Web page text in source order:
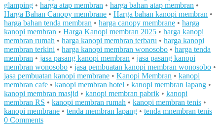
glamping • harga atap membran • harga bahan atap membran •
Harga Bahan Canopy membrane • Harga bahan kanopi membran •
harga bahan tenda membran • harga canopy membrane • harga
kanopi membran • Harga Kanopi membran 2025 • harga kanopi
membran rumah • harga kanopi membran terbaru • harga kanopi
membran terkini • harga kanopi membran wonosobo • harga tenda
membran • jasa pasang kanopi membran • jasa pasang kanopi
membran wonosobo • jasa pembuatan kanopi membran wonosobo •
jasa pembuatan kanopi membrane • Kanopi Membran • kanopi
membran cafe • kanopi membran hotel • kanopi membran lapang •
kanopi membran masjid • kanopi membran pabrik • kanopi
membran RS • kanopi membran rumah • kanopi membran tenis •
kanopi membrane • tenda membran lapang • tenda mnembran tenis
0 Comments